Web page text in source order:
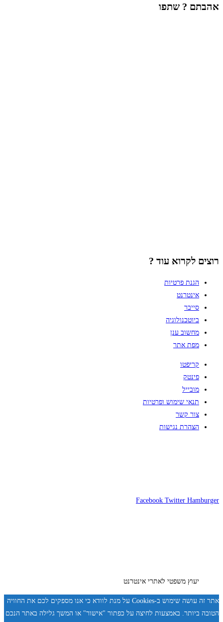
אהבתם ? שתפו
רוצים לקרוא עוד ?
הגנת פרטיות
אינטרנט
סייבר
ביוטכנולוגיה
מחשוב ענן
מפת אתר
קריפטו
פינטק
מובייל
תנאי שימוש ופרטיות
צור קשר
הצהרת נגישות
Facebook Twitter Hamburger
יעוץ משפטי לאתרי אינטרנט
אתר זה עושה שימוש ב-Cookies על מנת לוודא כי אנו מספקים לכם את החוויה
הטובה ביותר. באמצעות לחיצה על כפתור "אישור" או המשך גלילה באתר הנכם